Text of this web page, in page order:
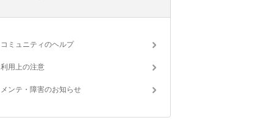
コミュニティのヘルプ
利用上の注意
メンテ・障害のお知らせ